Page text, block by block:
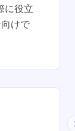
に役立
けで